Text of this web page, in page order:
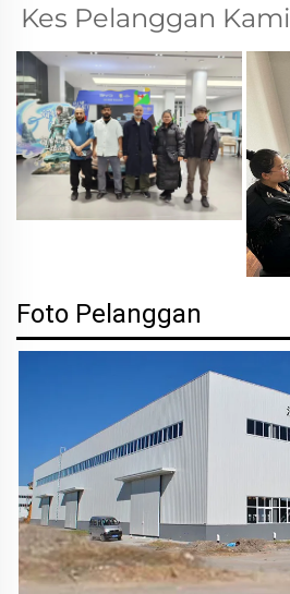
Kes Pelanggan Kami
Foto Pelanggan